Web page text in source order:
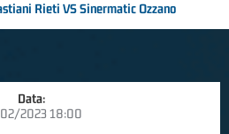
Rieti VS Sinermatic Ozzano
Data:
2023 18:00